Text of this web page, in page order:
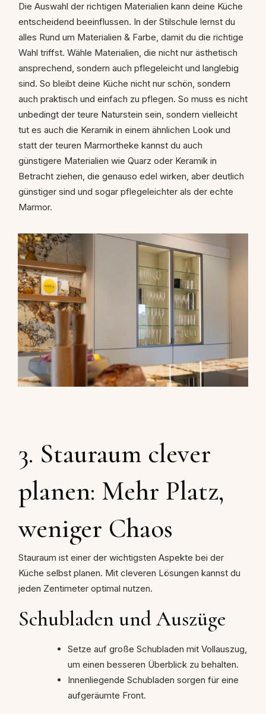
Die Auswahl der richtigen Materialien kann deine Küche
entscheidend beeinflussen. In der Stilschule lernst du
alles Rund um Materialien & Farbe, damit du die richtige
Wahl triffst. Wähle Materialien, die nicht nur ästhetisch
ansprechend, sondern auch pflegeleicht und langlebig
sind. So bleibt deine Küche nicht nur schön, sondern
auch praktisch und einfach zu pflegen. So muss es nicht
unbedingt der teure Naturstein sein, sondern vielleicht
tut es auch die Keramik in einem ähnlichen Look und
statt der teuren Marmortheke kannst du auch
günstigere Materialien wie Quarz oder Keramik in
Betracht ziehen, die genauso edel wirken, aber deutlich
günstiger sind und sogar pflegeleichter als der echte
Marmor.
3. Stauraum clever
planen: Mehr Platz,
weniger Chaos
Stauraum ist einer der wichtigsten Aspekte bei der
Küche selbst planen. Mit cleveren Lösungen kannst du
jeden Zentimeter optimal nutzen.
Schubladen und Auszüge
Setze auf große Schubladen mit Vollauszug,
um einen besseren Überblick zu behalten.
Innenliegende Schubladen sorgen für eine
aufgeräumte Front.